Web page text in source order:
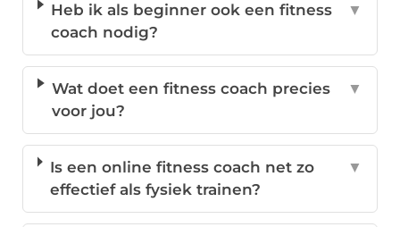
Heb ik als beginner ook een fitness
coach nodig?
▼
Wat doet een fitness coach precies
voor jou?
▼
Is een online fitness coach net zo
effectief als fysiek trainen?
▼